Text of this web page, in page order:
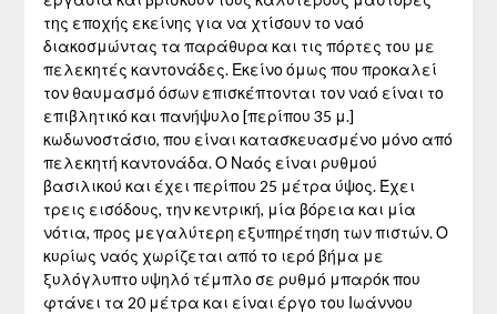
της εποχής εκείνης για να χτίσουν το ναό
διακοσμώντας τα παράθυρα και τις πόρτες του με
πελεκητές καντονάδες. Εκείνο όμως που προκαλεί
τον θαυμασμό όσων επισκέπτονται τον ναό είναι το
επιβλητικό και πανήψυλο [περίπου 35 μ.]
κωδωνοστάσιο, που είναι κατασκευασμένο μόνο από
πελεκητή καντονάδα. Ο Ναός είναι ρυθμού
βασιλικού και έχει περίπου 25 μέτρα ύψος. Έχει
τρεις εισόδους, την κεντρική, μία βόρεια και μία
νότια, προς μεγαλύτερη εξυπηρέτηση των πιστών. Ο
κυρίως ναός χωρίζεται από το ιερό βήμα με
ξυλόγλυπτο υψηλό τέμπλο σε ρυθμό μπαρόκ που
φτάνει τα 20 μέτρα και είναι έργο του Ιωάννου